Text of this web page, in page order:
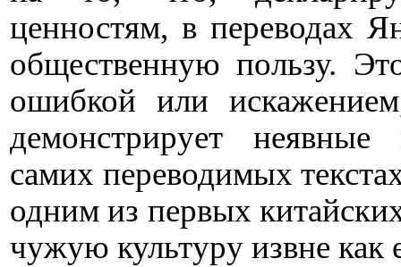
ценностям, в переводах
общественную пользу.
ошибкой или
демонстрирует
самих переводимых
одним из первых
чужую культуру извне как